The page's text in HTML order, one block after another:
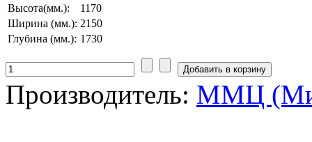
Высота(мм.):
1170
Ширина (мм.): 2150
Глубина (мм.): 1730
Производитель: ММЦ